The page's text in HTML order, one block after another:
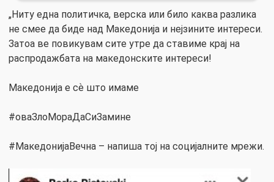
„Ниту една политичка, верска или било каква разлика
не смее да биде над Македонија и нејзините интереси.
Затоа ве повикувам сите утре да ставиме крај на
распродажбата на македонските интереси!
Македонија е сѐ што имаме
#оваЗлоМораДаСиЗамине
#МакедонијаВечна – напиша тој на социјалните мрежи.